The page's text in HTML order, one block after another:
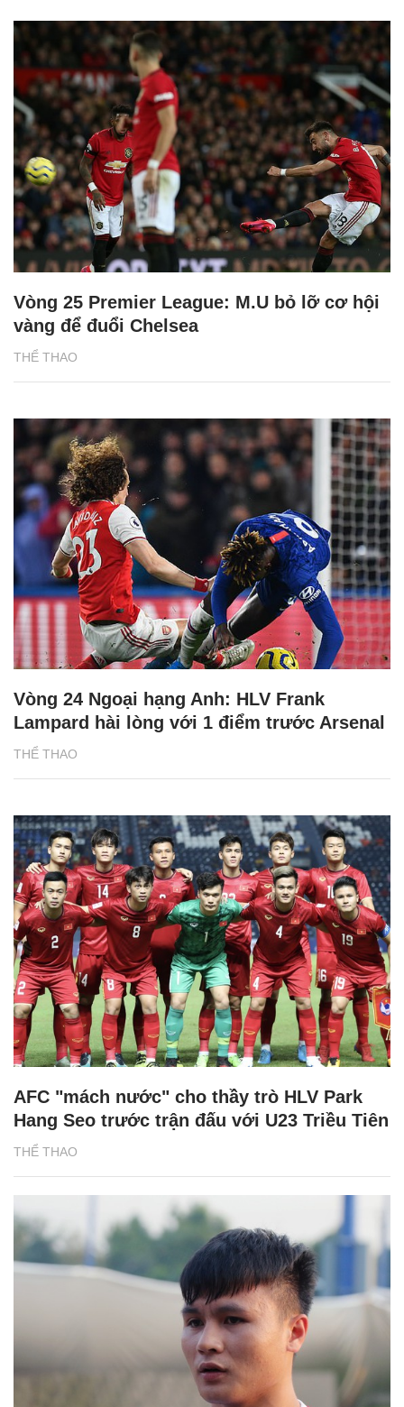
THỂ THAO
Vòng 25 Premier League: M.U bỏ lỡ cơ hội
vàng để đuổi Chelsea
THỂ THAO
Vòng 24 Ngoại hạng Anh: HLV Frank
Lampard hài lòng với 1 điểm trước Arsenal
THỂ THAO
AFC "mách nước" cho thầy trò HLV Park
Hang Seo trước trận đấu với U23 Triều Tiên